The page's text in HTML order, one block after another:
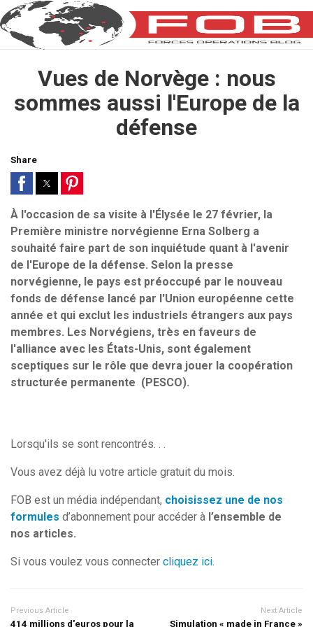
Vues de Norvège : nous
sommes aussi l'Europe de la
défense
Share
À l'occasion de sa visite à l'Élysée le 27 février, la
Première ministre norvégienne Erna Solberg a
souhaité faire part de son inquiétude quant à l'avenir
de l'Europe de la défense. Selon la presse
norvégienne, le pays est préoccupé par le nouveau
fonds de défense lancé par l'Union européenne cette
année et qui exclut les industriels étrangers aux pays
membres. Les Norvégiens, très en faveurs de
l'alliance avec les États-Unis, sont également
sceptiques sur le rôle que devra jouer la coopération
structurée permanente (PESCO).
Lorsqu'ils se sont rencontrés. . .
Vous avez déjà lu votre article gratuit du mois.
FOB est un média indépendant, choisissez une de nos
formules d’abonnement pour accéder à l’ensemble de
nos articles.
Si vous voulez vous connecter cliquez ici.
Previous Article
414 millions d'euros pour la
Next Article
Simulation « made in France »